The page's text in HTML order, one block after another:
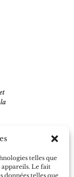
telles que
appareils. Le fait
données telles que